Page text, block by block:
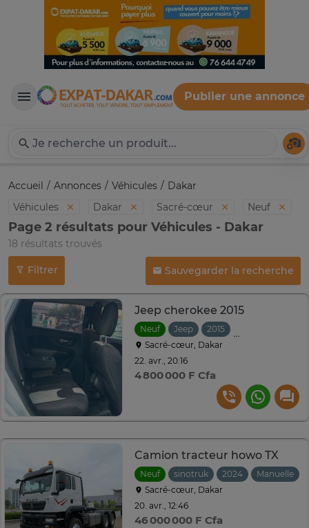
Expat-Dakar
Publier une annonce
Accueil Annonces Véhicules
Dakar
Véhicules
Dakar Sacré-cœur Neuf
Page 2 résultats pour Véhicules - Dakar
18 résultats trouvés
Filtrer Sauvegarder la recherche
Jeep cherokee 2015
Neuf Jeep 2015
Sacré-cœur, Dakar
22. avr., 20:16
4 800 000 F Cfa
Camion tracteur howo TX
Neuf sinotruk 2024
Manuelle
Sacré-cœur, Dakar
20. avr., 12:46
46 000 000 F Cfa